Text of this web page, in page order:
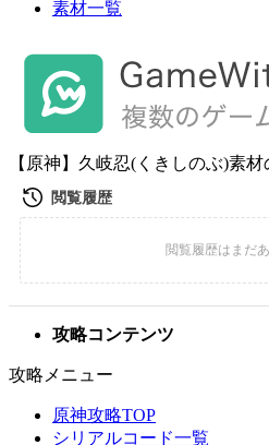
素材一覧
【原神】久岐忍(くきしのぶ)素
攻略コンテンツ
攻略メニュー
原神攻略TOP
シリアルコード一覧